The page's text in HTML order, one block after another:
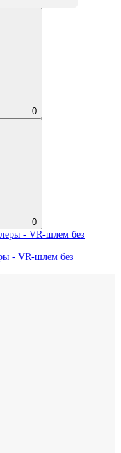
0
0
- VR‑шлем без